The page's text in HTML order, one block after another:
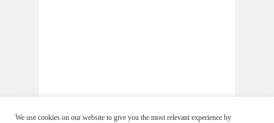
We use cookies on our website to give you the most relevant experience by